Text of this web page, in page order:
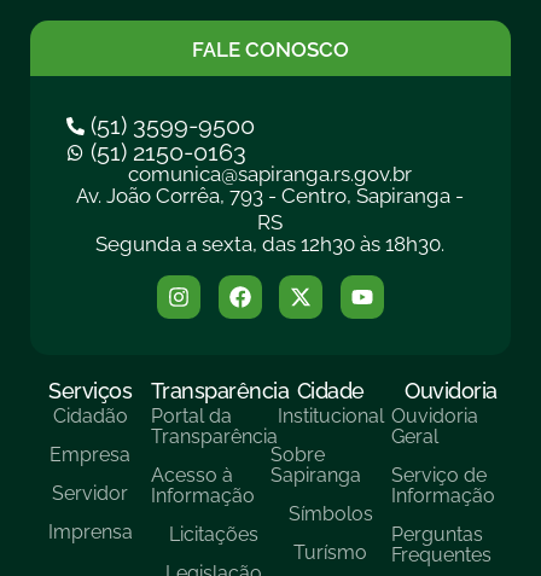
FALE CONOSCO
(51) 3599-9500
(51) 2150-0163
comunica@sapiranga.rs.gov.br
Av. João Corrêa, 793 - Centro, Sapiranga -
RS
Segunda a sexta, das 12h30 às 18h30.
Serviços
Cidadão
Empresa
Servidor
Imprensa
Transparência
Portal da
Transparência
Acesso à
Informação
Licitações
Cidade
Institucional
Sobre
Sapiranga
Símbolos
Turísmo
Ouvidoria
Ouvidoria
Geral
Serviço de
Informação
Perguntas
Frequentes